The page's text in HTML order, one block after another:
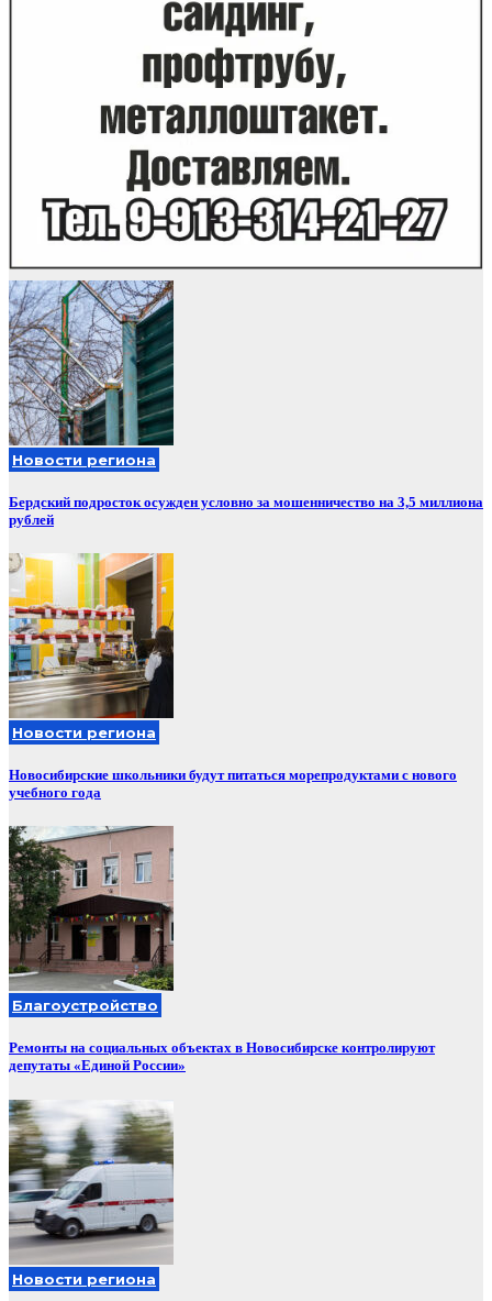
Новости региона
Бердский подросток осужден условно за мошенничество на 3,5 миллиона
рублей
Новости региона
Новосибирские школьники будут питаться морепродуктами с нового
учебного года
Благоустройство
Ремонты на социальных объектах в Новосибирске контролируют
депутаты «Единой России»
Новости региона